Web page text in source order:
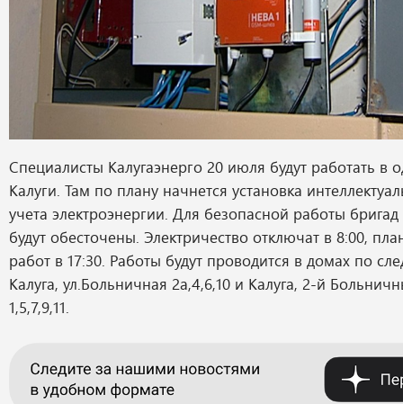
Специалисты Калугаэнерго 20 июля будут работать в
Калуги. Там по плану начнется установка
учета электроэнергии. Для безопасной работы
будут обесточены. Электричество отключат в 8:00,
работ в 17:30. Работы будут проводится в домах по
Калуга, ул.Больничная 2а,4,6,10 и Калуга, 2-й
1,5,7,9,11.